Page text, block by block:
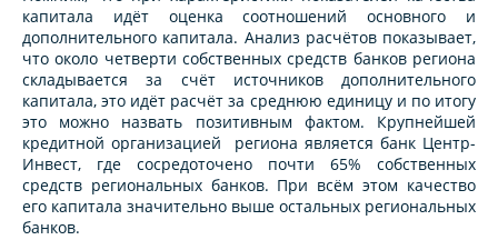
капитала идёт оценка соотношений основного и
дополнительного капитала. Анализ расчётов показывает,
что около четверти собственных средств банков региона
складывается за счёт источников дополнительного
капитала, это идёт расчёт за среднюю единицу и по итогу
это можно назвать позитивным фактом. Крупнейшей
кредитной организацией региона является банк Центр-
Инвест, где сосредоточено почти 65% собственных
средств региональных банков. При всём этом качество
его капитала значительно выше остальных региональных
банков.